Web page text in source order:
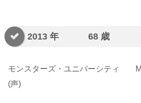
2013 年 68 歳
モンスターズ・ユニバーシティ
(声)